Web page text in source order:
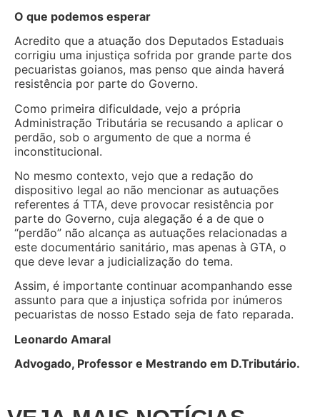
O que podemos esperar
Acredito que a atuação dos Deputados Estaduais
corrigiu uma injustiça sofrida por grande parte dos
pecuaristas goianos, mas penso que ainda haverá
resistência por parte do Governo.
Como primeira dificuldade, vejo a própria
Administração Tributária se recusando a aplicar o
perdão, sob o argumento de que a norma é
inconstitucional.
No mesmo contexto, vejo que a redação do
dispositivo legal ao não mencionar as autuações
referentes á TTA, deve provocar resistência por
parte do Governo, cuja alegação é a de que o
“perdão” não alcança as autuações relacionadas a
este documentário sanitário, mas apenas à GTA, o
que deve levar a judicialização do tema.
Assim, é importante continuar acompanhando esse
assunto para que a injustiça sofrida por inúmeros
pecuaristas de nosso Estado seja de fato reparada.
Leonardo Amaral
Advogado, Professor e Mestrando em D.Tributário.